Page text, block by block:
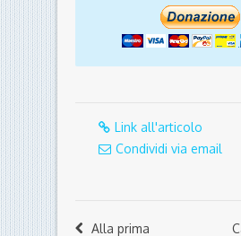
Link all'articolo
Condividi via email
Alla prima